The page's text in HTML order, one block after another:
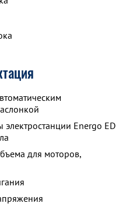
Energo ED
для моторов,